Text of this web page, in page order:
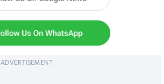
ADVERTISEMENT